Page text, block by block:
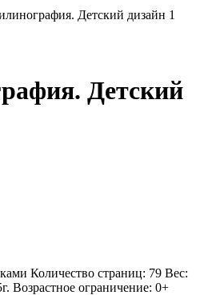
Детский дизайн 1
Детский
Количество страниц: 79 Вес:
Возрастное ограничение: 0+